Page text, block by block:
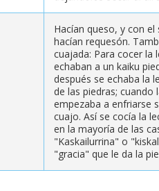
Hacían queso, y con
hacían requesón.
cuajada: Para cocer la
echaban a un kaiku
después se echaba la
de las piedras; cuando
empezaba a enfriarse
cuajo. Así se cocía la
en la mayoría de las
"Kaskailurrina" o
"gracia" que le da la